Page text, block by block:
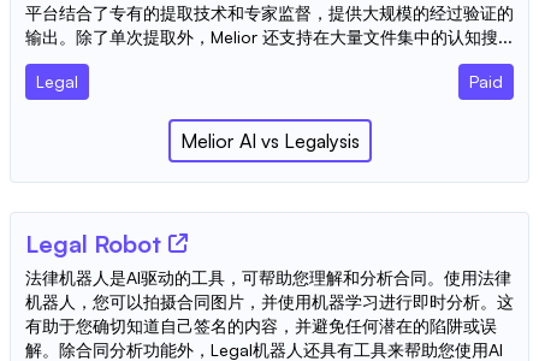
平台结合了专有的提取技术和专家监督，提供大规模的经过验证的
输出。除了单次提取外，Melior 还支持在大量文件集中的认知搜...
Legal Paid
Melior AI vs Legalysis
Legal Robot
法律机器人是AI驱动的工具，可帮助您理解和分析合同。使用法律
机器人，您可以拍摄合同图片，并使用机器学习进行即时分析。这
有助于您确切知道自己签名的内容，并避免任何潜在的陷阱或误
解。除合同分析功能外，Legal机器人还具有工具来帮助您使用AI